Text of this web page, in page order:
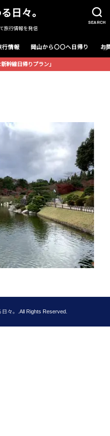
SEARCH
日々。
旅行情報を発信
行情報 岡山から〇〇へ日帰り お
幹線日帰りプラン」
々。 .All Rights Reserved.